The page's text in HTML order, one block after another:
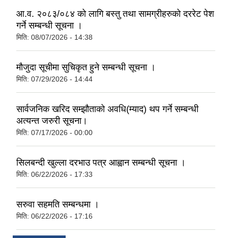
आ.व. २०८३/०८४ को लागि बस्तु तथा सामग्रीहरुको दररेट पेश
गर्ने सम्बन्धी सूचना ।
मिति: 08/07/2026 - 14:38
मौजुदा सूचीमा सुचिकृत हुने सम्बन्धी सूचना ।
मिति: 07/29/2026 - 14:44
सार्वजनिक खरिद सम्झौताको अवधि(म्याद) थप गर्ने सम्बन्धी
अत्यन्त जरुरी सूचना।
मिति: 07/17/2026 - 00:00
सिलबन्दी खुल्ला दरभाउ पत्र आह्वान सम्बन्धी सूचना ।
मिति: 06/22/2026 - 17:33
सरुवा सहमति सम्बन्धमा ।
मिति: 06/22/2026 - 17:16